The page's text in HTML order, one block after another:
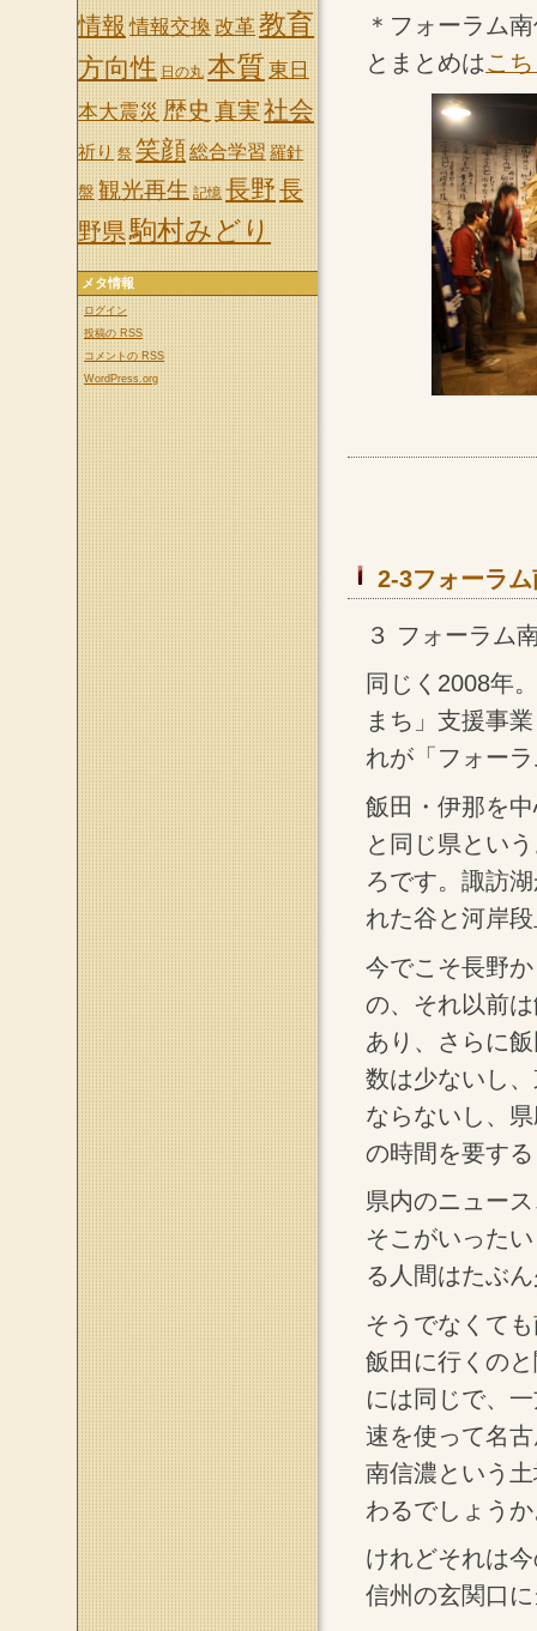
＊フォーラム
とまとめはこ
2-3フォーラ
３ フォーラム
同じく2008年
まち」支援事
れが「フォー
飯田・伊那を
と同じ県とい
ろです。諏訪
れた谷と河岸
今でこそ長野
の、それ以前
あり、さらに
数は少ないし
ならないし、
の時間を要す
県内のニュー
そこがいった
る人間はたぶ
そうでなくて
飯田に行くの
には同じで、
速を使って名
南信濃という
わるでしょう
けれどそれは
信州の玄関口
情報情報交換 改革教育
方向性 日の丸 本質東日
本大震災 歴史 真実社会
祈り 祭 笑顔総合学習 羅針
盤 観光再生 記憶 長野長
野県駒村みどり
メタ情報
ログイン
投稿の RSS
コメントの RSS
WordPress.org